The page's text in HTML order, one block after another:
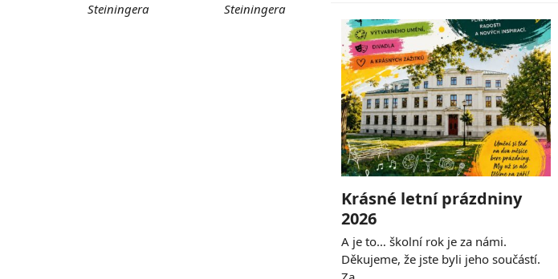
Steiningera
Steiningera
Krásné letní prázdniny
2026
A je to… školní rok je za námi.
Děkujeme, že jste byli jeho součástí.